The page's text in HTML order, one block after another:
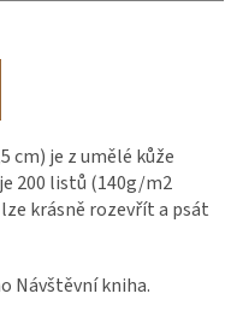
cm) je z umělé kůže
200 listů (140g/m2
krásně rozevřít a psát
Návštěvní kniha.